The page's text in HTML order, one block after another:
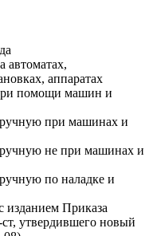
автоматах,
аппаратах
помощи машин и
при машинах и
не при машинах и
по наладке и
изданием Приказа
утвердившего новый